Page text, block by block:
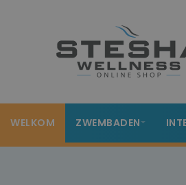
WELKOM ZWEMBADEN